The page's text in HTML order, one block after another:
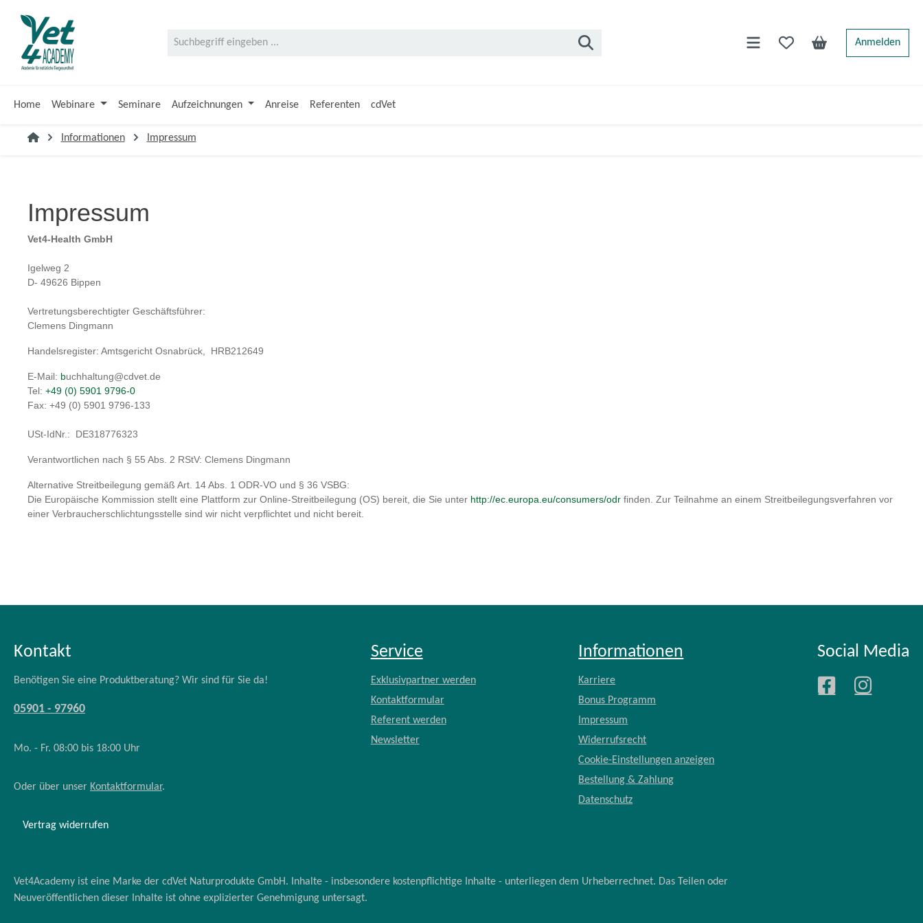
Hauptinhalt springen
Zur Suche springen
Zur Hauptnavigation springen
Anmelden
Home Webinare Seminare Aufzeichnungen Anreise Referenten cdVet
Informationen Impressum
Impressum
Vet4-Health GmbH
Igelweg 2
D- 49626 Bippen
Vertretungsberechtigter Geschäftsführer:
Clemens Dingmann
Handelsregister: Amtsgericht Osnabrück, HRB212649
E-Mail: buchhaltung@cdvet.de
Tel: +49 (0) 5901 9796-0
Fax: +49 (0) 5901 9796-133
USt-IdNr.: DE318776323
Verantwortlichen nach § 55 Abs. 2 RStV: Clemens Dingmann
Alternative Streitbeilegung gemäß Art. 14 Abs. 1 ODR-VO und § 36 VSBG:
Die Europäische Kommission stellt eine Plattform zur Online-Streitbeilegung (OS) bereit, die Sie unter http://ec.europa.eu/consumers/odr finden. Zur Teilnahme an einem Streitbeilegungsverfahren vor
einer Verbraucherschlichtungsstelle sind wir nicht verpflichtet und nicht bereit.
Kontakt
Benötigen Sie eine Produktberatung? Wir sind für Sie da!
05901 - 97960
Mo. - Fr. 08:00 bis 18:00 Uhr
Oder über unser Kontaktformular.
Vertrag widerrufen
Service
Exklusivpartner werden
Kontaktformular
Referent werden
Newsletter
Informationen
Karriere
Bonus Programm
Impressum
Widerrufsrecht
Cookie-Einstellungen anzeigen
Bestellung & Zahlung
Datenschutz
Social Media
Vet4Academy ist eine Marke der cdVet Naturprodukte GmbH. Inhalte - insbesondere kostenpflichtige Inhalte - unterliegen dem Urheberrechnet. Das Teilen oder
Neuveröffentlichen dieser Inhalte ist ohne explizierter Genehmigung untersagt.